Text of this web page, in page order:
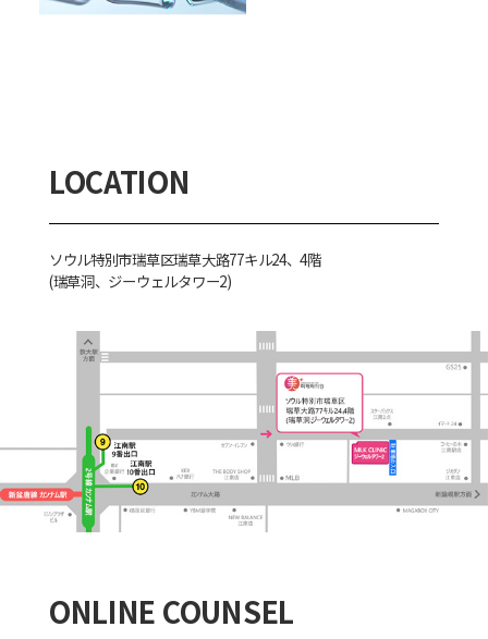
LOCATION
ソウル特別市瑞草区瑞草大路77キル24、4階
(瑞草洞、ジーウェルタワー2)
ONLINE COUNSEL